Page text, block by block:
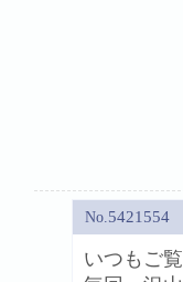
No.5421554
いつもご